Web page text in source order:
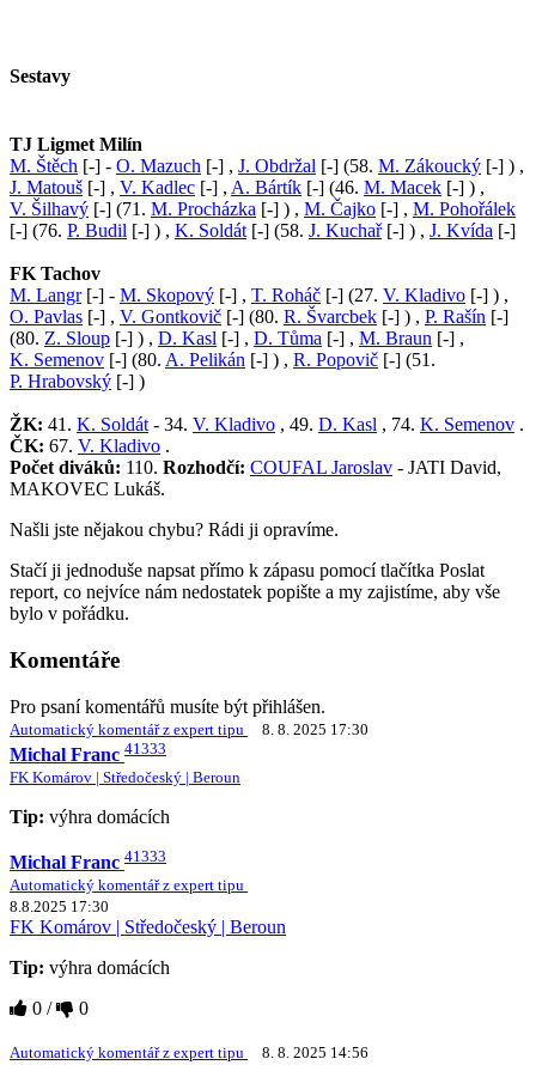
Sestavy
TJ Ligmet Milín
M. Štěch [-] - O. Mazuch [-] , J. Obdržal [-] (58. M. Zákoucký [-] ) ,
J. Matouš [-] , V. Kadlec [-] , A. Bártík [-] (46. M. Macek [-] ) ,
V. Šilhavý [-] (71. M. Procházka [-] ) , M. Čajko [-] , M. Pohořálek
[-] (76. P. Budil [-] ) , K. Soldát [-] (58. J. Kuchař[-] ) , J. Kvída [-]
FK Tachov
M. Langr[-] - M. Skopový [-] , T. Roháč [-] (27. V. Kladivo [-] ) ,
O. Pavlas [-] , V. Gontkovič [-] (80. R. Švarcbek [-] ) , P. Rašín [-]
(80. Z. Sloup [-] ) , D. Kasl [-] , D. Tůma [-] , M. Braun [-] ,
K. Semenov [-] (80. A. Pelikán [-] ) , R. Popovič [-] (51.
P. Hrabovský [-] )
ŽK: 41. K. Soldát - 34. V. Kladivo , 49. D. Kasl , 74. K. Semenov .
ČK: 67. V. Kladivo .
Počet diváků: 110. Rozhodčí: COUFAL Jaroslav - JATI David,
MAKOVEC Lukáš.
Našli jste nějakou chybu? Rádi ji opravíme.
Stačí ji jednoduše napsat přímo k zápasu pomocí tlačítka Poslat
report, co nejvíce nám nedostatek popište a my zajistíme, aby vše
bylo v pořádku.
Komentáře
Pro psaní komentářů musíte být přihlášen.
Automatický komentář z expert tipu 8. 8. 2025 17:30
Michal Franc 41333
FK Komárov | Středočeský | Beroun
Tip: výhra domácích
Michal Franc 41333
Automatický komentář z expert tipu
8.8.2025 17:30
FK Komárov | Středočeský | Beroun
Tip: výhra domácích
0 / 0
Automatický komentář z expert tipu
8. 8. 2025 14:56